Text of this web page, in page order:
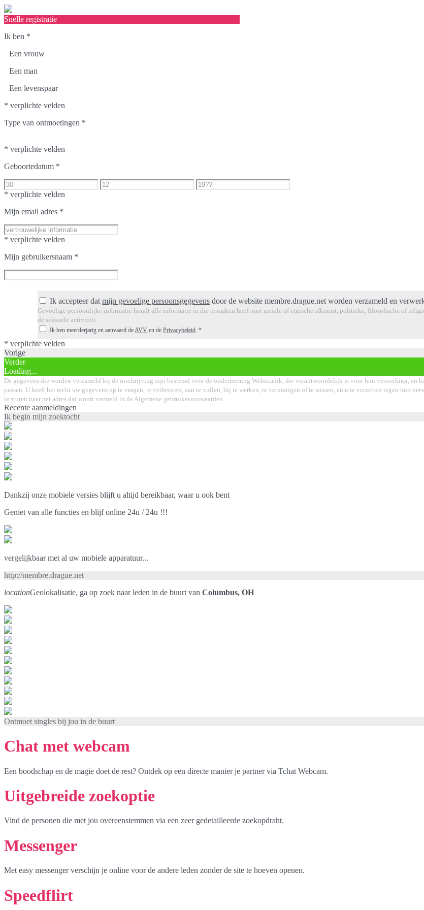
Snelle registratie
Ik ben *
Een vrouw
Een man
Een levenspaar
* verplichte velden
Type van ontmoetingen *
* verplichte velden
Geboortedatum *
* verplichte velden
Mijn email adres *
* verplichte velden
Mijn gebruikersnaam *
Ik accepteer datmijn gevoelige persoonsgegevens door de website membre.drague.net worden verzameld en
Gevoelige persoonlijke informatie houdt alle informatie in die te maken heeft met raciale of etnische afkomst, politieke, filosofische of
de seksuele activiteit.
Ik ben meerderjarig en aanvaard de AVV en dePrivacybeleid .*
* verplichte velden
Vorige
Verder
Loading...
De gegevens die worden verzameld bij de inschrijving zijn bestemd voor de onderneming Webecanik, die verantwoordelijk is voor hun verwerking, en
passen. U heeft het recht uw gegevens op te vragen, te verbeteren, aan te vullen, bij te werken, te vernietigen of te wissen, en u te verzetten tegen hun
te sturen naar het adres dat wordt vermeld in de Algemene gebruiksvoorwaarden.
Recente aanmeldingen
Ik begin mijn zoektocht
Dankzij onze mobiele versies blijft u altijd bereikbaar, waar u ook bent
Geniet van alle functies en blijf online 24u / 24u !!!
vergelijkbaar met al uw mobiele apparatuur...
http://membre.drague.net
locationGeolokalisatie, ga op zoek naar leden in de buurt van Columbus, OH
Ontmoet singles bij jou in de buurt
Chat met webcam
Een boodschap en de magie doet de rest? Ontdek op een directe manier je partner via Tchat Webcam.
Uitgebreide zoekoptie
Vind de personen die met jou overeenstemmen via een zeer gedetailleerde zoekopdraht.
Messenger
Met easy messenger verschijn je online voor de andere leden zonder de site te hoeven openen.
Speedflirt